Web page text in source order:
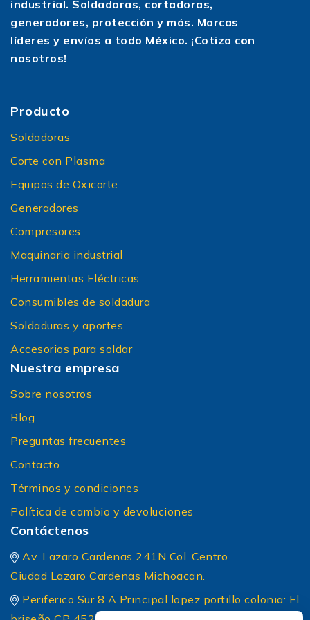
la instalación adecuada, guardamotores y
cableado del calibre correcto para evitar caídas
de tensión que dañen el motor.
industrial. Soldadoras, cortadoras,
generadores, protección y más. Marcas
líderes y envíos a todo México. ¡Cotiza con
nosotros!
Producto
Soldadoras
Corte con Plasma
Equipos de Oxicorte
Generadores
Compresores
Maquinaria industrial
Herramientas Eléctricas
Consumibles de soldadura
Soldaduras y aportes
Accesorios para soldar
Nuestra empresa
Sobre nosotros
Blog
Preguntas frecuentes
Contacto
Términos y condiciones
Política de cambio y devoluciones
Contáctenos
Av. Lazaro Cardenas 241N Col. Centro
Ciudad Lazaro Cardenas Michoacan.
Periferico Sur 8 A Principal lopez portillo colonia: El